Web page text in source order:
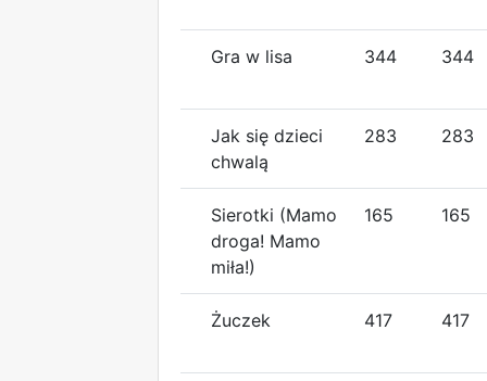
Gra w lisa 344 344
Jak się dzieci
chwalą
283 283
Sierotki (Mamo
droga! Mamo
miła!)
165 165
Żuczek 417 417